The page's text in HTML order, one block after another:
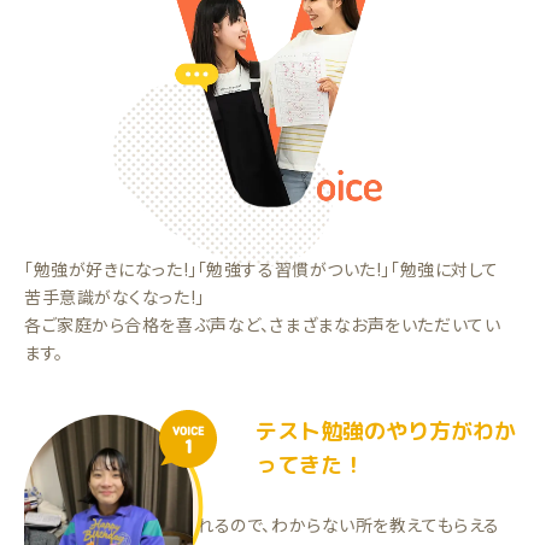
「勉強が好きになった!」「勉強する習慣がついた!」「勉強に対して
苦手意識がなくなった!」
各ご家庭から合格を喜ぶ声など、さまざまなお声をいただいてい
ます。
VOICE
1
テスト勉強のやり方がわか
ってきた！
1対1での指導を受けられるので、わからない所を教えてもらえる